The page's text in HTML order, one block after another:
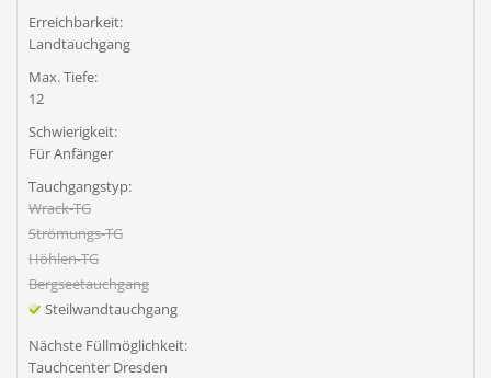
Erreichbarkeit:
Landtauchgang
Max. Tiefe:
12
Schwierigkeit:
Für Anfänger
Tauchgangstyp:
Wrack-TG
Strömungs-TG
Höhlen-TG
Bergseetauchgang
Steilwandtauchgang
Nächste Füllmöglichkeit:
Tauchcenter Dresden